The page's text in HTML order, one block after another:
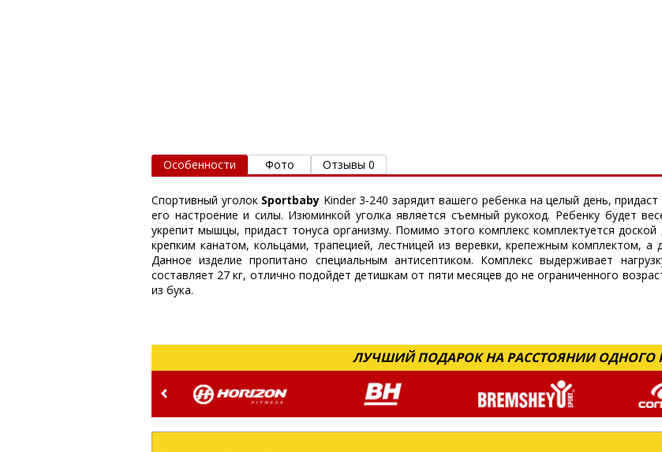
Особенности Фото Отзывы 0
Спортивный уголок Sportbaby Kinder 3-240 зарядит вашего ребенка на целый день,
его настроение и силы. Изюминкой уголка является съемный рукоход. Ребенку будет
укрепит мышцы, придаст тонуса организму. Помимо этого комплекс комплектуется
крепким канатом, кольцами, трапецией, лестницей из веревки, крепежным комплектом, а
Данное изделие пропитано специальным антисептиком. Комплекс выдерживает
составляет 27 кг, отлично подойдет детишкам от пяти месяцев до не ограниченного
из бука.
ЛУЧШИЙ ПОДАРОК НА РАССТОЯНИИ ОДНОГО